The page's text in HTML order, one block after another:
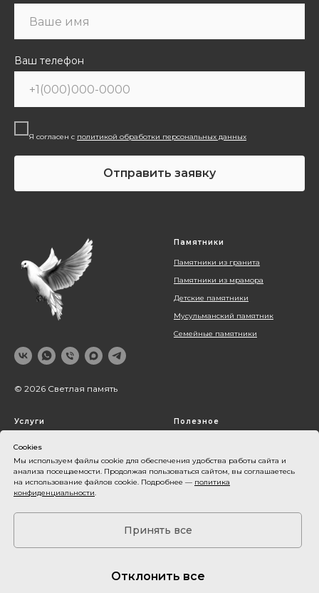
Cookies
Мы используем файлы cookie для обеспечения удобства работы сайта и
анализа посещаемости. Продолжая пользоваться сайтом, вы соглашаетесь
на использование файлов cookie. Подробнее — политика
конфиденциальности.
Принять все
Отклонить все
Ваш телефон
Я согласен с политикой обработки персональных данных
Отправить заявку
© 2026 Светлая память
Памятники
Памятники из гранита
Памятники из мрамора
Детские памятники
Мусульманский памятник
Семейные памятники
Услуги
Оформление памятника
Установка памятника
Полезное
Наши работы
О компании
Акции
Оплата и доставка
Карта сайта